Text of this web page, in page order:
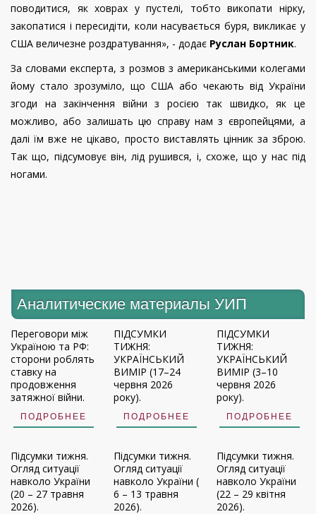
поводитися, як ховрах у пустелі, тобто викопати нірку,
закопатися і пересидіти, коли насувається буря, викликає у
США величезне роздратування», - додає Руслан Бортник.
За словами експерта, з розмов з американськими колегами
йому стало зрозуміло, що США або чекають від України
згоди на закінчення війни з росією так швидко, як це
можливо, або залишать цю справу нам з європейцями, а
далі їм вже не цікаво, просто виставлять цінник за зброю.
Так що, підсумовує він, лід рушився, і, схоже, що у нас під
ногами.
Аналитические материалы УИП
Переговори між
Україною та РФ:
сторони роблять
ставку на
продовження
затяжної війни.
ПОДРОБНЕЕ
ПІДСУМКИ
ТИЖНЯ:
УКРАЇНСЬКИЙ
ВИМІР (17–24
червня 2026
року).
ПОДРОБНЕЕ
ПІДСУМКИ
ТИЖНЯ:
УКРАЇНСЬКИЙ
ВИМІР (3–10
червня 2026
року).
ПОДРОБНЕЕ
Підсумки тижня.
Огляд ситуації
навколо України
(20 – 27 травня
2026).
Підсумки тижня.
Огляд ситуації
навколо України (
6 – 13 травня
2026).
Підсумки тижня.
Огляд ситуації
навколо України
(22 – 29 квітня
2026).